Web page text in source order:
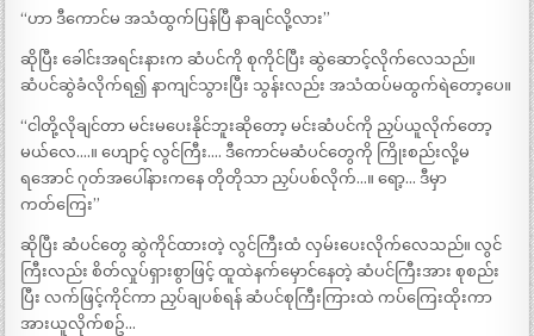
“ဟာ ဒီကောင်မ အသံထွက်ပြန်ပြီ နာချင်လို့လား”
ဆိုပြီး ခေါင်းအရင်းနားက ဆံပင်ကို စုကိုင်ပြီး ဆွဲဆောင့်လိုက်လေသည်။
ဆံပင်ဆွဲခံလိုက်ရ၍ နာကျင်သွားပြီး သွန်းလည်း အသံထပ်မထွက်ရဲတော့ပေ။
“ငါတို့လိုချင်တာ မင်းမပေးနိုင်ဘူးဆိုတော့ မင်းဆံပင်ကို ညှပ်ယူလိုက်တော့
မယ်လေ….။ ဟျောင့် လွင်ကြီး…. ဒီကောင်မဆံပင်တွေကို ကြိုးစည်းလို့မ
ရအောင် ဂုတ်အပေါ်နားကနေ တိုတိုသာ ညှပ်ပစ်လိုက်…။ ရော့… ဒီမှာ
ကတ်ကြေး”
ဆိုပြီး ဆံပင်တွေ ဆွဲကိုင်ထားတဲ့ လွင်ကြီးထံ လှမ်းပေးလိုက်လေသည်။ လွင်
ကြီးလည်း စိတ်လှုပ်ရှားစွာဖြင့် ထူထဲနက်မှောင်နေတဲ့ ဆံပင်ကြီးအား စုစည်း
ပြီး လက်ဖြင့်ကိုင်ကာ ညှပ်ချပစ်ရန် ဆံပင်စုကြီးကြားထဲ ကပ်ကြေးထိုးကာ
အားယူလိုက်စဥ်…